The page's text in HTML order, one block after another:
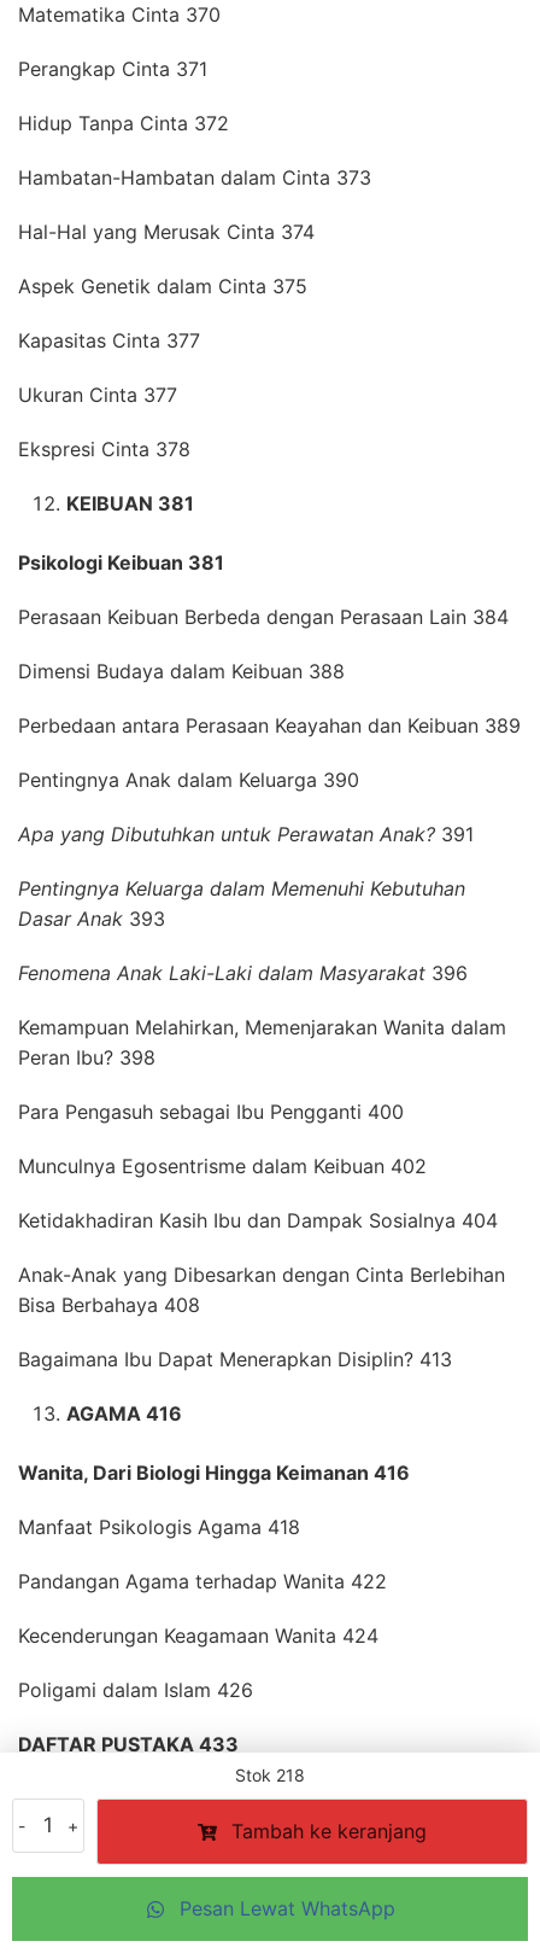
Stok 218
Kuantitas
Psychology
Tambah ke keranjang
Pesan Lewat WhatsApp
Matematika Cinta 370
Perangkap Cinta 371
Hidup Tanpa Cinta 372
Hambatan-Hambatan dalam Cinta 373
Hal-Hal yang Merusak Cinta 374
Aspek Genetik dalam Cinta 375
Kapasitas Cinta 377
Ukuran Cinta 377
Ekspresi Cinta 378
KEIBUAN 381
Psikologi Keibuan 381
Perasaan Keibuan Berbeda dengan Perasaan Lain 384
Dimensi Budaya dalam Keibuan 388
Perbedaan antara Perasaan Keayahan dan Keibuan 389
Pentingnya Anak dalam Keluarga 390
Apa yang Dibutuhkan untuk Perawatan Anak? 391
Pentingnya Keluarga dalam Memenuhi Kebutuhan
Dasar Anak 393
Fenomena Anak Laki-Laki dalam Masyarakat 396
Kemampuan Melahirkan, Memenjarakan Wanita dalam
Peran Ibu? 398
Para Pengasuh sebagai Ibu Pengganti 400
Munculnya Egosentrisme dalam Keibuan 402
Ketidakhadiran Kasih Ibu dan Dampak Sosialnya 404
Anak-Anak yang Dibesarkan dengan Cinta Berlebihan
Bisa Berbahaya 408
Bagaimana Ibu Dapat Menerapkan Disiplin? 413
AGAMA 416
Wanita, Dari Biologi Hingga Keimanan 416
Manfaat Psikologis Agama 418
Pandangan Agama terhadap Wanita 422
Kecenderungan Keagamaan Wanita 424
Poligami dalam Islam 426
DAFTAR PUSTAKA 433
INDEKS 439
Copyright © 2026 Layanan Reseller Penerbit Qaf
Perlu bantuan?